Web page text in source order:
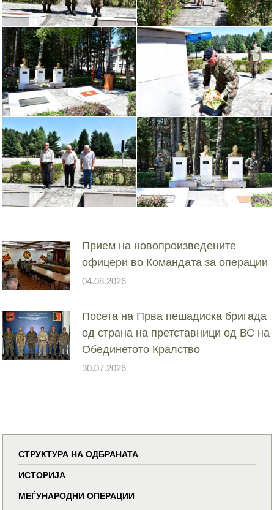
Прием на новопроизведените
офицери во Командата за операции
04.08.2026
Посета на Прва пешадиска бригада
од страна на претставници од ВС на
Обединетото Кралство
30.07.2026
СТРУКТУРА НА ОДБРАНАТА
ИСТОРИЈА
МЕЃУНАРОДНИ ОПЕРАЦИИ